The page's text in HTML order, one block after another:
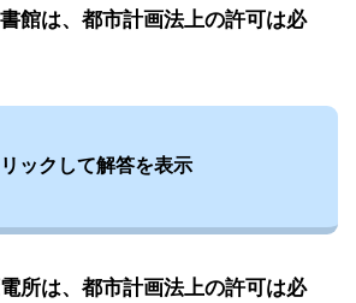
館は、都市計画法上の許可は必
ックして解答を表示
所は、都市計画法上の許可は必